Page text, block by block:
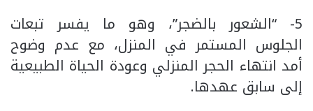
5- “الشعور بالضجر”، وهو ما يفسر تبعات
الجلوس المستمر في المنزل، مع عدم وضوح
أمد انتهاء الحجر المنزلي وعودة الحياة الطبيعية
إلى سابق عهدها.